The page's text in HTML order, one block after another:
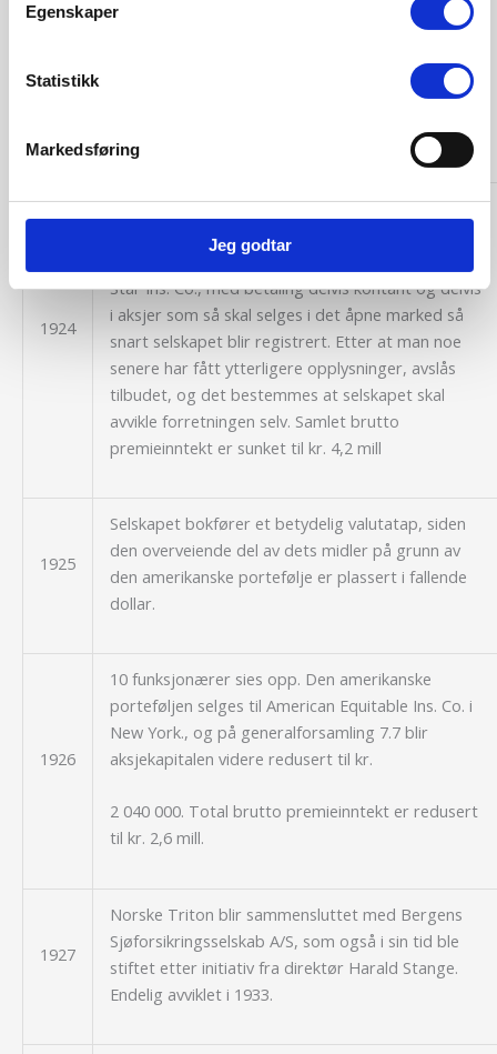
Egenskaper
Statistikk
Markedsføring
Jeg godtar
forsikringsmessige tap fører til at avsetningene
delkrederefond. Beløpene belastes aksjonærene
1924
En ekstraordinær generalforsamling 10.12 vedtar
tilbud om salg av den resterende portefølje i
U.S.A. til et nyopprettet selskap i New York,
Star Ins. Co., med betaling delvis kontant og delvis
i aksjer som så skal selges i det åpne marked så
snart selskapet blir registrert. Etter at man noe
senere har fått ytterligere opplysninger, avslås
tilbudet, og det bestemmes at selskapet skal
avvikle forretningen selv. Samlet brutto
premieinntekt er sunket til kr. 4,2 mill
1925
Selskapet bokfører et betydelig valutatap, siden
den overveiende del av dets midler på grunn av
den amerikanske portefølje er plassert i fallende
dollar.
1926
10 funksjonærer sies opp. Den amerikanske
porteføljen selges til American Equitable Ins. Co. i
New York., og på generalforsamling 7.7 blir
aksjekapitalen videre redusert til kr.
2 040 000. Total brutto premieinntekt er redusert
til kr. 2,6 mill.
1927
Norske Triton blir sammensluttet med Bergens
Sjøforsikringsselskab A/S, som også i sin tid ble
stiftet etter initiativ fra direktør Harald Stange.
Endelig avviklet i 1933.